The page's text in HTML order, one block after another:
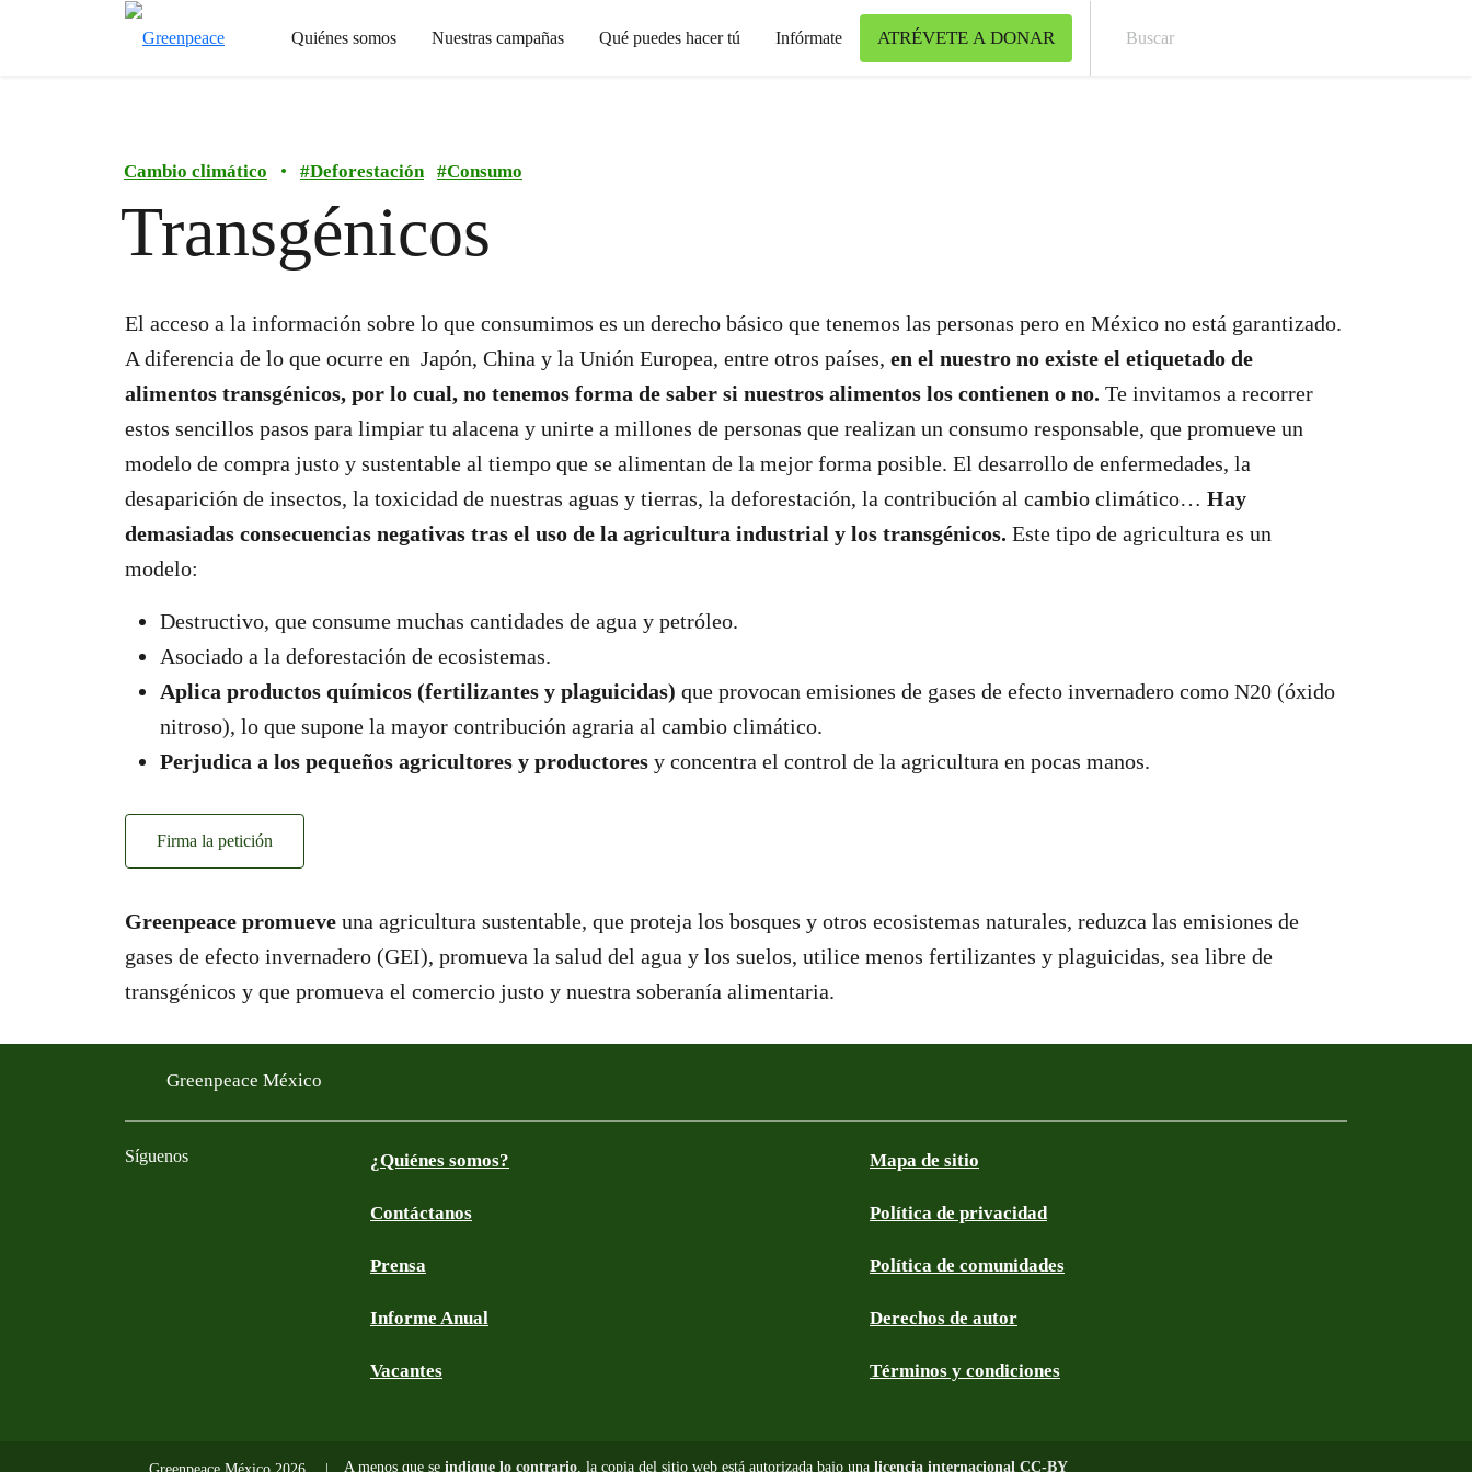
Quiénes somos Nuestras campañas Qué puedes hacer tú Infórmate ATRÉVETE A DONAR
Cambio climático • #Deforestación #Consumo
Transgénicos
El acceso a la información sobre lo que consumimos es un derecho básico que tenemos las personas pero en México no está garantizado.
A diferencia de lo que ocurre en Japón, China y la Unión Europea, entre otros países, en el nuestro no existe el etiquetado de
alimentos transgénicos, por lo cual, no tenemos forma de saber si nuestros alimentos los contienen o no. Te invitamos a recorrer
estos sencillos pasos para limpiar tu alacena y unirte a millones de personas que realizan un consumo responsable, que promueve un
modelo de compra justo y sustentable al tiempo que se alimentan de la mejor forma posible. El desarrollo de enfermedades, la
desaparición de insectos, la toxicidad de nuestras aguas y tierras, la deforestación, la contribución al cambio climático… Hay
demasiadas consecuencias negativas tras el uso de la agricultura industrial y los transgénicos. Este tipo de agricultura es un
modelo:
Destructivo, que consume muchas cantidades de agua y petróleo.
Asociado a la deforestación de ecosistemas.
Aplica productos químicos (fertilizantes y plaguicidas) que provocan emisiones de gases de efecto invernadero como N20 (óxido
nitroso), lo que supone la mayor contribución agraria al cambio climático.
Perjudica a los pequeños agricultores y productores y concentra el control de la agricultura en pocas manos.
Firma la petición
Greenpeace promueve una agricultura sustentable, que proteja los bosques y otros ecosistemas naturales, reduzca las emisiones de
gases de efecto invernadero (GEI), promueva la salud del agua y los suelos, utilice menos fertilizantes y plaguicidas, sea libre de
transgénicos y que promueva el comercio justo y nuestra soberanía alimentaria.
Greenpeace México
Síguenos ¿Quiénes somos?
Contáctanos
Prensa
Informe Anual
Vacantes
Mapa de sitio
Política de privacidad
Política de comunidades
Derechos de autor
Términos y condiciones
A menos que se indique lo contrario, la copia del sitio web está autorizada bajo una licencia internacional CC-BY